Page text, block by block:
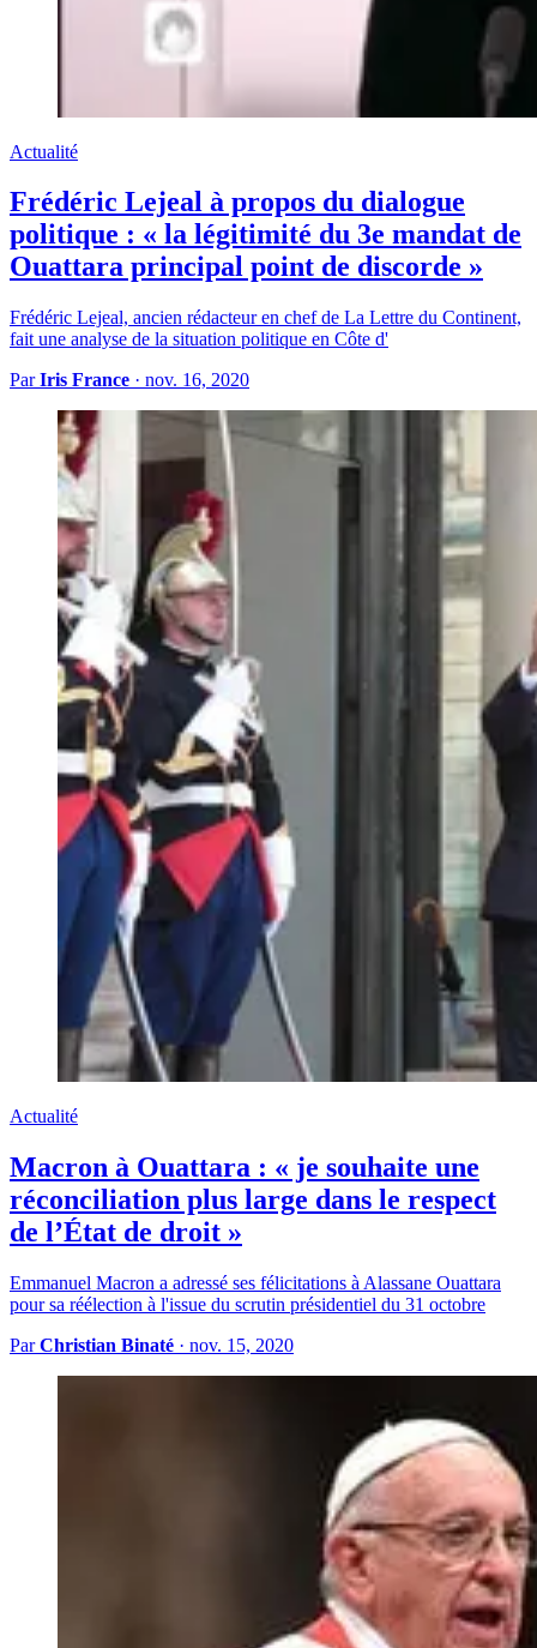
Actualité
Frédéric Lejeal à propos du dialogue
politique : « la légitimité du 3e mandat de
Ouattara principal point de discorde »
Frédéric Lejeal, ancien rédacteur en chef de La Lettre du Continent,
fait une analyse de la situation politique en Côte d'
ParIris France · nov. 16, 2020
Actualité
Macron à Ouattara : « je souhaite une
réconciliation plus large dans le respect
de l’État de droit »
Emmanuel Macron a adressé ses félicitations à Alassane Ouattara
pour sa réélection à l'issue du scrutin présidentiel du 31 octobre
ParChristian Binaté · nov. 15, 2020